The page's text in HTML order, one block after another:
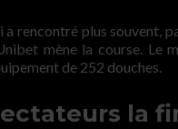
rencontré plus souvent,
mène la course. Le
de 252 douches.
la